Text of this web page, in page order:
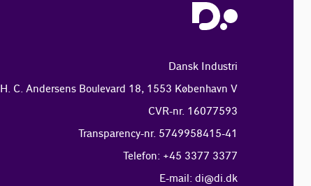
Dansk Industri
H. C. Andersens Boulevard 18, 1553 København V
CVR-nr. 16077593
Transparency-nr. 5749958415-41
Telefon: +45 3377 3377
E-mail: di@di.dk